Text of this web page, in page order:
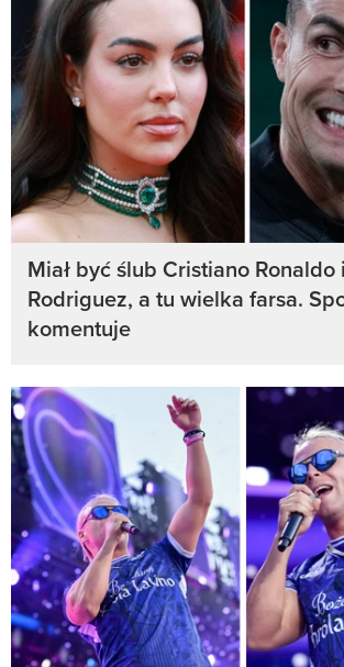
Miał być ślub Cristiano
Rodriguez, a tu wielka farsa.
komentuje